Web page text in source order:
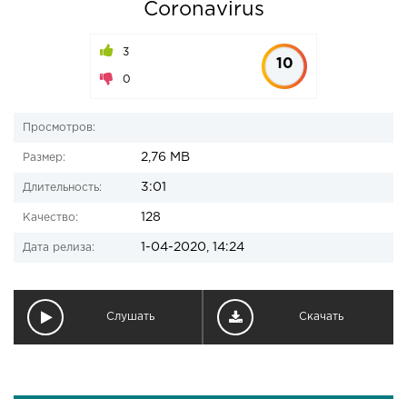
Coronavirus
3
0
10
Просмотров:
Размер: 2,76 MB
Длительность: 3:01
Качество: 128
Дата релиза: 1-04-2020, 14:24
Слушать Скачать